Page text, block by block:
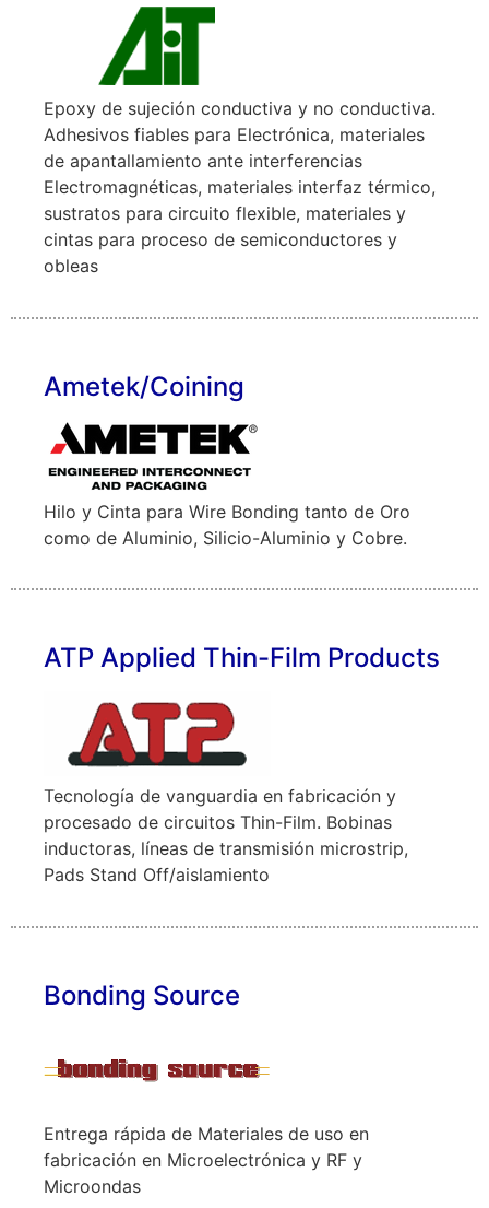
Epoxy de sujeción conductiva y no conductiva.
Adhesivos fiables para Electrónica, materiales
de apantallamiento ante interferencias
Electromagnéticas, materiales interfaz térmico,
sustratos para circuito flexible, materiales y
cintas para proceso de semiconductores y
obleas
Ametek/Coining
Hilo y Cinta para Wire Bonding tanto de Oro
como de Aluminio, Silicio-Aluminio y Cobre.
ATP Applied Thin-Film Products
Tecnología de vanguardia en fabricación y
procesado de circuitos Thin-Film. Bobinas
inductoras, líneas de transmisión microstrip,
Pads Stand Off/aislamiento
Bonding Source
Entrega rápida de Materiales de uso en
fabricación en Microelectrónica y RF y
Microondas